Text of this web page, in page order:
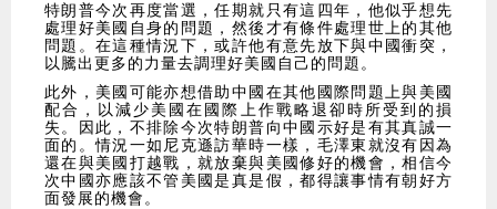
特朗普今次再度當選，任期就只有這四年，他似乎想先
處理好美國自身的問題，然後才有條件處理世上的其他
問題。在這種情況下，或許他有意先放下與中國衝突，
以騰出更多的力量去調理好美國自己的問題。
此外，美國可能亦想借助中國在其他國際問題上與美國
配合，以減少美國在國際上作戰略退卻時所受到的損
失。因此，不排除今次特朗普向中國示好是有其真誠一
面的。情況一如尼克遜訪華時一樣，毛澤東就沒有因為
還在與美國打越戰，就放棄與美國修好的機會，相信今
次中國亦應該不管美國是真是假，都得讓事情有朝好方
面發展的機會。